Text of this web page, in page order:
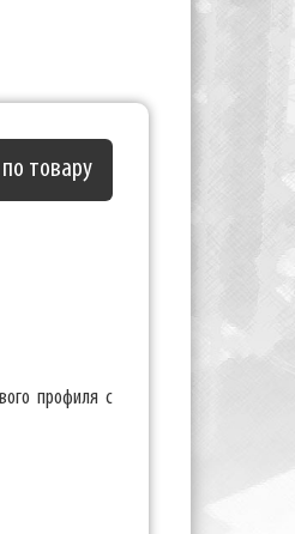
товару
профиля с